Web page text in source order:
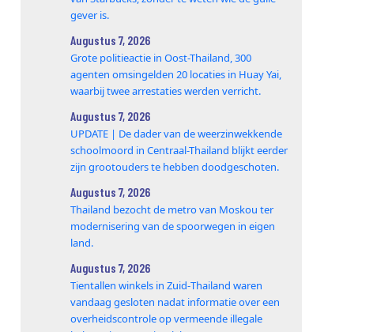
gever is.
Augustus 7, 2026
Grote politieactie in Oost-Thailand, 300
agenten omsingelden 20 locaties in Huay Yai,
waarbij twee arrestaties werden verricht.
Augustus 7, 2026
UPDATE | De dader van de weerzinwekkende
schoolmoord in Centraal-Thailand blijkt eerder
zijn grootouders te hebben doodgeschoten.
Augustus 7, 2026
Thailand bezocht de metro van Moskou ter
modernisering van de spoorwegen in eigen
land.
Augustus 7, 2026
Tientallen winkels in Zuid‑Thailand waren
vandaag gesloten nadat informatie over een
overheidscontrole op vermeende illegale